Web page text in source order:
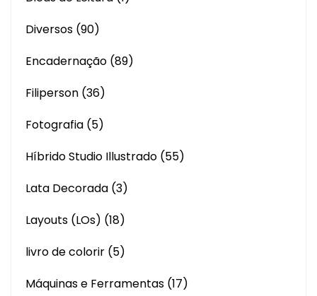
Diversos (90)
Encadernação (89)
Filiperson (36)
Fotografia (5)
Híbrido Studio Illustrado (55)
Lata Decorada (3)
Layouts (LOs) (18)
livro de colorir (5)
Máquinas e Ferramentas (17)